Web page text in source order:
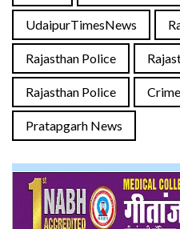
UdaipurTimesNews
Rajasthan Police
Rajasthan Police
Pratapgarh News